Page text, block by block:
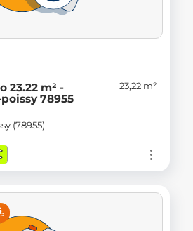
23.22 m² -
78955
23,22 m²
(78955)